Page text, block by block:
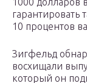
гарантировать
10 процентов
Зигфельд
восхищали
который он